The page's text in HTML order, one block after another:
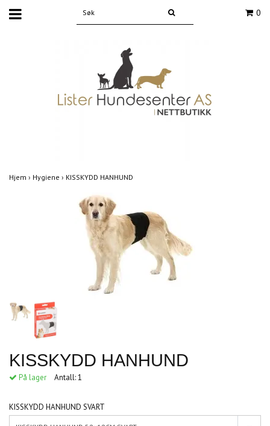
0
Hjem › Hygiene › KISSKYDD HANHUND
KISSKYDD HANHUND
På lager Antall:1
KISSKYDD HANHUND SVART